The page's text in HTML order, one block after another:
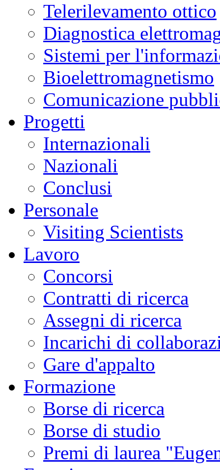
Telerilevamento ottico
Diagnostica
Sistemi per
Bioelettromagnetismo
Comunicazione
Progetti
Internazionali
Nazionali
Conclusi
Personale
Visiting Scientists
Lavoro
Concorsi
Contratti di ricerca
Assegni di ricerca
Incarichi di
Gare d'appalto
Formazione
Borse di ricerca
Borse di studio
Premi di laurea